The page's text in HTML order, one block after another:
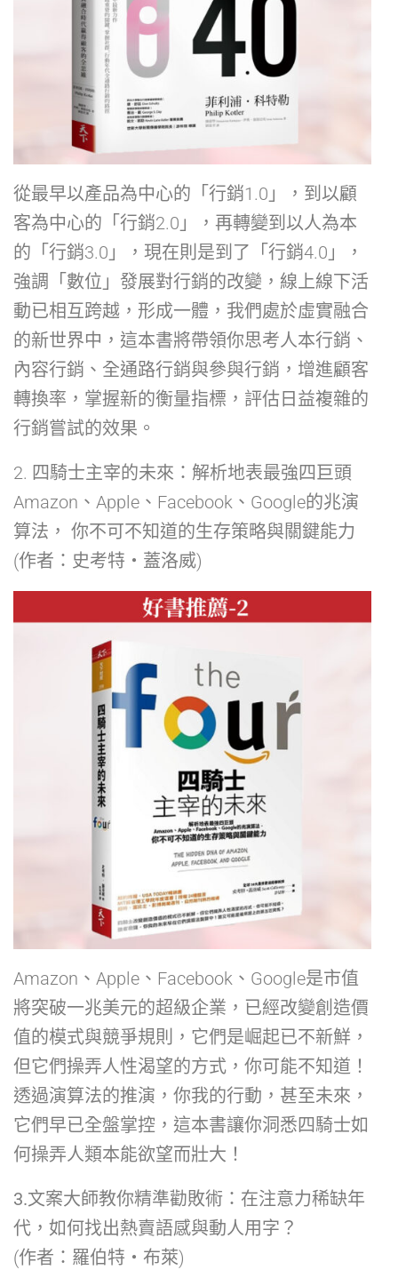
從最早以產品為中心的「行銷1.0」，到以顧
客為中心的「行銷2.0」，再轉變到以人為本
的「行銷3.0」，現在則是到了「行銷4.0」，
強調「數位」發展對行銷的改變，線上線下活
動已相互跨越，形成一體，我們處於虛實融合
的新世界中，這本書將帶領你思考人本行銷、
內容行銷、全通路行銷與參與行銷，增進顧客
轉換率，掌握新的衡量指標，評估日益複雜的
行銷嘗試的效果。
2. 四騎士主宰的未來：解析地表最強四巨頭
Amazon、Apple、Facebook、Google的兆演
算法， 你不可不知道的生存策略與關鍵能力
(作者：史考特‧蓋洛威)
Amazon、Apple、Facebook、Google是市值
將突破一兆美元的超級企業，已經改變創造價
值的模式與競爭規則，它們是崛起已不新鮮，
但它們操弄人性渴望的方式，你可能不知道！
透過演算法的推演，你我的行動，甚至未來，
它們早已全盤掌控，這本書讓你洞悉四騎士如
何操弄人類本能欲望而壯大！
3.文案大師教你精準勸敗術 ：在注意力稀缺年
代，如何找出熱賣語感與動人用字？
(作者：羅伯特・布萊)